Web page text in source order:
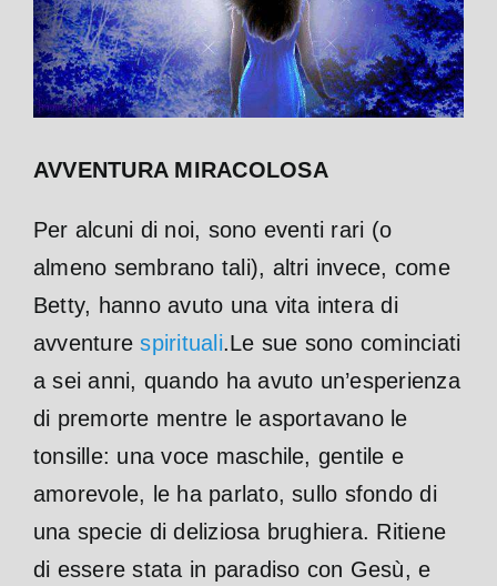
AVVENTURA MIRACOLOSA
Per alcuni di noi, sono eventi rari (o
almeno sembrano tali), altri invece, come
Betty, hanno avuto una vita intera di
avventurespirituali.Le sue sono cominciati
a sei anni, quando ha avuto un’esperienza
di premorte mentre le asportavano le
tonsille: una voce maschile, gentile e
amorevole, le ha parlato, sullo sfondo di
una specie di deliziosa brughiera. Ritiene
di essere stata in paradiso con Gesù, e